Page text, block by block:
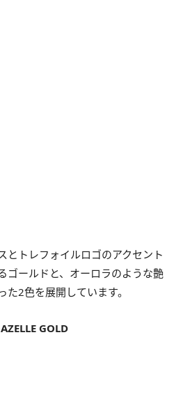
とトレフォイルロゴのアクセント
ゴールドと、オーロラのような艶
2色を展開しています。
GOLD